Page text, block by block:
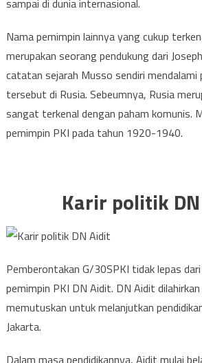
sampai di dunia internasional.
Nama pemimpin lainnya yang cukup
merupakan seorang pendukung dari
catatan sejarah Musso sendiri mendalami
tersebut di Rusia. Sebeumnya, Rusia
sangat terkenal dengan paham komunis.
pemimpin PKI pada tahun 1920-1940.
Karir politik
Pemberontakan G/30SPKI tidak lepas
pemimpin PKI DN Aidit. DN Aidit
memutuskan untuk melanjutkan
Jakarta.
Dalam masa pendidikannya, Aidit mulai